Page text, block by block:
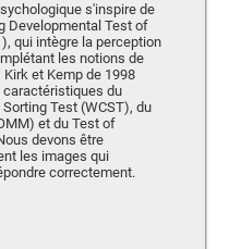
s'inspire de
Developmental Test of
qui intègre la perception
les notions de
et Kemp de 1998
caractéristiques du
Test (WCST), du
et du Test of
devons être
les images qui
correctement.